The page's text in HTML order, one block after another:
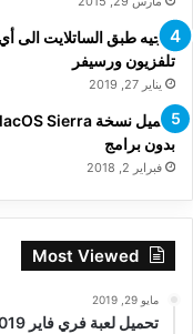
توجيه طبق الساتلايت الى
تلفزيون ورسيفر
يناير 27, 2019
بدون برامج
فبراير 2, 2018
Most Viewed
مايو 29, 2019
تحميل لعبة فري فاير Free Fire 2019 للاندرويد والكمبيوتر مجانا